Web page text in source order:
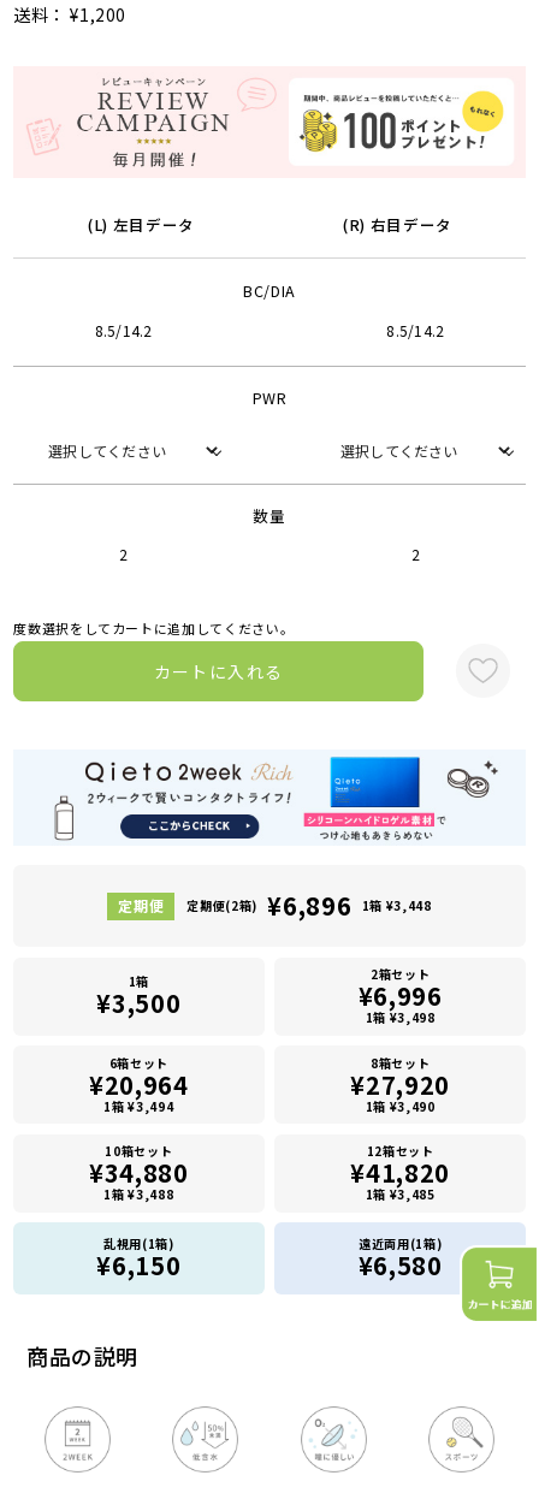
商品の説明
送料： ¥1,200
(L) 左目データ (R) 右目データ
BC/DIA
8.5/14.2 8.5/14.2
PWR
数量
2 2
度数選択をしてカートに追加してください。
カートに入れる
定期便(2箱) ¥6,896 1箱 ¥3,448
1箱
¥3,500
2箱セット
¥6,996
1箱 ¥3,498
6箱セット
¥20,964
1箱 ¥3,494
8箱セット
¥27,920
1箱 ¥3,490
10箱セット
¥34,880
1箱 ¥3,488
12箱セット
¥41,820
1箱 ¥3,485
乱視用(1箱)
¥6,150
遠近両用(1箱)
¥6,580